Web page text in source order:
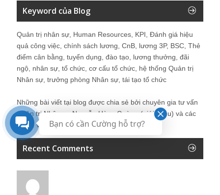
Keyword của Blog
Quản trị nhân sự, Human Resources, KPI, Đánh giá hiệu
quả công việc, chính sách lương, CnB, lương 3P, BSC, Thẻ
điểm cân bằng, tuyển dụng, đào tạo, lương thưởng, đãi
ngộ, nhân sự, tổ chức, cơ cấu tổ chức, hệ thống Quản trị
Nhân sự, trưởng phòng Nhân sự, tái tạo tổ chức
Những bài viết tại blog được chia sẻ bởi chuyên gia tư vấn
Quản trị Nhân sự Nguyễn Hùng Cường (giới thiệu) và các
thành viên khác trong cộng đồng Nhân sự.
Recent Comments
Bạn có cần Cường hỗ trợ?